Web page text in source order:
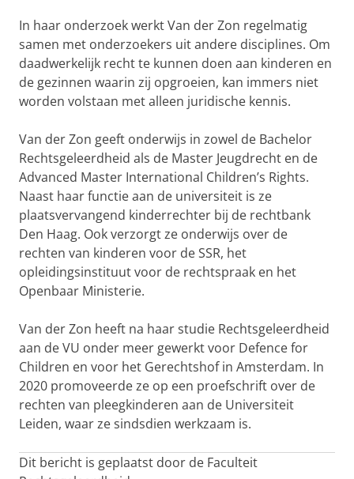
In haar onderzoek werkt Van der Zon regelmatig
samen met onderzoekers uit andere disciplines. Om
daadwerkelijk recht te kunnen doen aan kinderen en
de gezinnen waarin zij opgroeien, kan immers niet
worden volstaan met alleen juridische kennis.
Van der Zon geeft onderwijs in zowel de Bachelor
Rechtsgeleerdheid als de Master Jeugdrecht en de
Advanced Master International Children’s Rights.
Naast haar functie aan de universiteit is ze
plaatsvervangend kinderrechter bij de rechtbank
Den Haag. Ook verzorgt ze onderwijs over de
rechten van kinderen voor de SSR, het
opleidingsinstituut voor de rechtspraak en het
Openbaar Ministerie.
Van der Zon heeft na haar studie Rechtsgeleerdheid
aan de VU onder meer gewerkt voor Defence for
Children en voor het Gerechtshof in Amsterdam. In
2020 promoveerde ze op een proefschrift over de
rechten van pleegkinderen aan de Universiteit
Leiden, waar ze sindsdien werkzaam is.
Dit bericht is geplaatst door de Faculteit